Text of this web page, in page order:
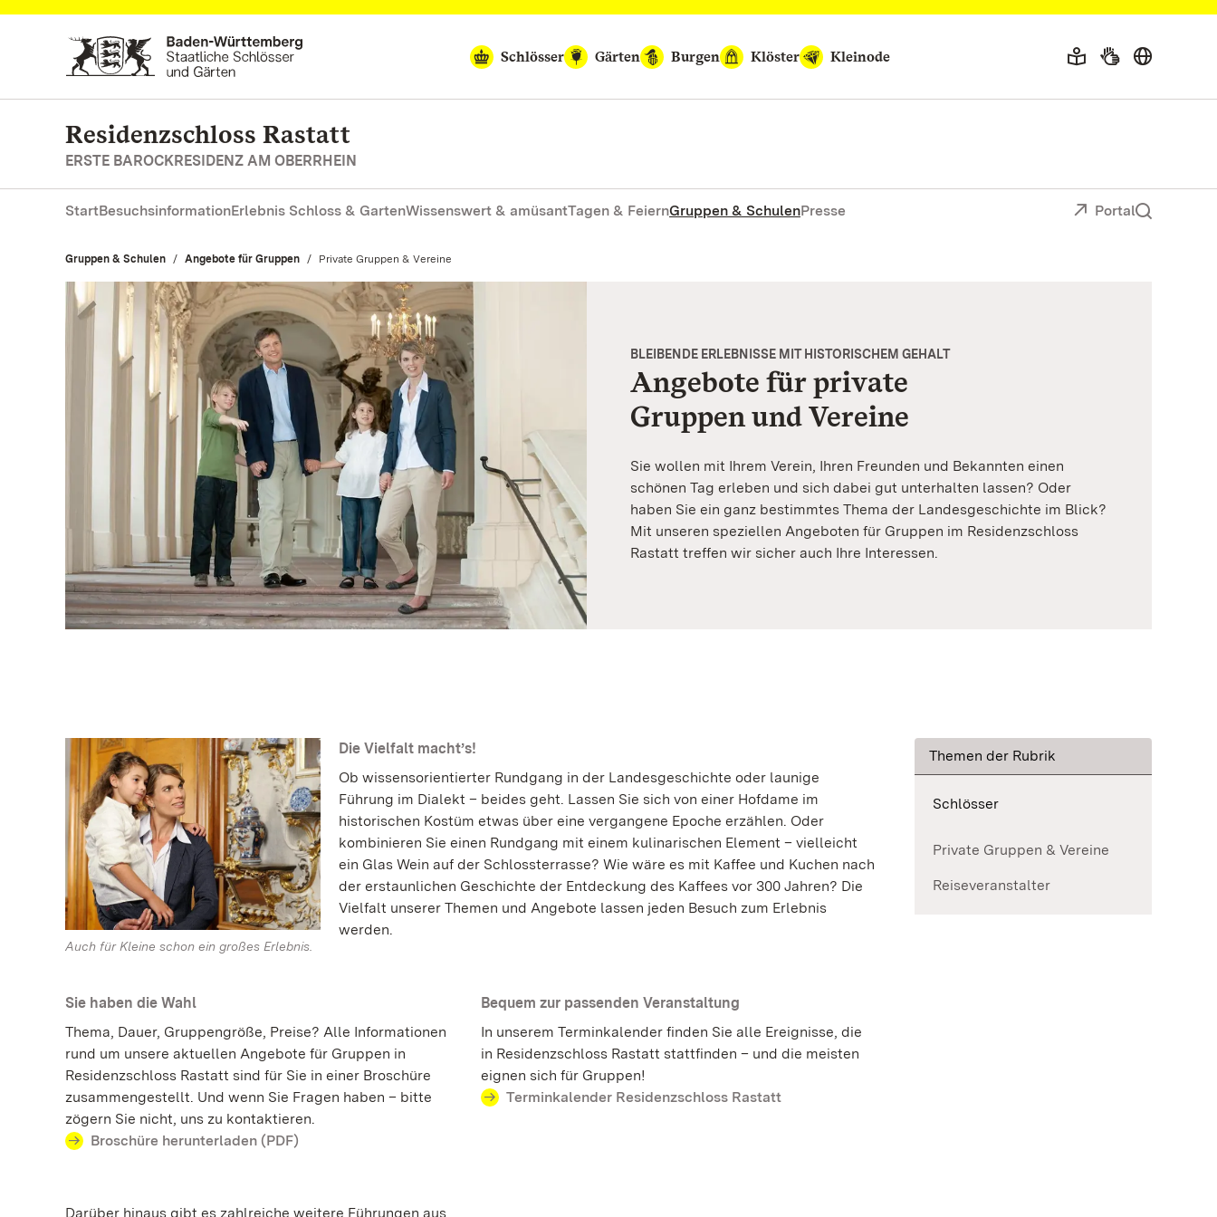
Zum Hauptinhalt springen
Schlösser
Gärten Burgen Klöster Kleinode
Residenzschloss Rastatt
ERSTE BAROCKRESIDENZ AM OBERRHEIN
StartBesuchsinformationErlebnis Schloss & GartenWissenswert & amüsantTagen & FeiernGruppen & SchulenPresse Portal
Gruppen & Schulen Angebote für Gruppen Aktuell:
Private Gruppen & Vereine
BLEIBENDE ERLEBNISSE MIT HISTORISCHEM GEHALT
Angebote für private
Gruppen und Vereine
Sie wollen mit Ihrem Verein, Ihren Freunden und Bekannten einen
schönen Tag erleben und sich dabei gut unterhalten lassen? Oder
haben Sie ein ganz bestimmtes Thema der Landesgeschichte im Blick?
Mit unseren speziellen Angeboten für Gruppen im Residenzschloss
Rastatt treffen wir sicher auch Ihre Interessen.
Auch für Kleine schon ein großes Erlebnis.
Die Vielfalt macht’s!
Ob wissensorientierter Rundgang in der Landesgeschichte oder launige
Führung im Dialekt – beides geht. Lassen Sie sich von einer Hofdame im
historischen Kostüm etwas über eine vergangene Epoche erzählen. Oder
kombinieren Sie einen Rundgang mit einem kulinarischen Element – vielleicht
ein Glas Wein auf der Schlossterrasse? Wie wäre es mit Kaffee und Kuchen nach
der erstaunlichen Geschichte der Entdeckung des Kaffees vor 300 Jahren? Die
Vielfalt unserer Themen und Angebote lassen jeden Besuch zum Erlebnis
werden.
Sie haben die Wahl
Thema, Dauer, Gruppengröße, Preise? Alle Informationen
rund um unsere aktuellen Angebote für Gruppen in
Residenzschloss Rastatt sind für Sie in einer Broschüre
zusammengestellt. Und wenn Sie Fragen haben – bitte
zögern Sie nicht, uns zu kontaktieren.
Broschüre herunterladen (PDF)
Darüber hinaus gibt es zahlreiche weitere Führungen aus
Bequem zur passenden Veranstaltung
In unserem Terminkalender finden Sie alle Ereignisse, die
in Residenzschloss Rastatt stattfinden – und die meisten
eignen sich für Gruppen!
Terminkalender Residenzschloss Rastatt
Themen der Rubrik
Schlösser
Private Gruppen & Vereine
Reiseveranstalter